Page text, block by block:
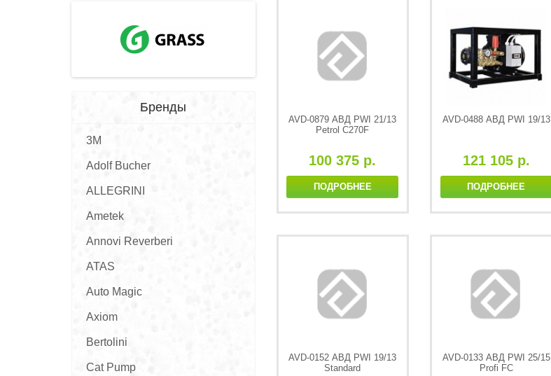
Бренды
3M
Adolf Bucher
ALLEGRINI
Ametek
Annovi Reverberi
ATAS
Auto Magic
Axiom
Bertolini
Cat Pump
AVD-0879 АВД PWI 21/13
Petrol C270F
100 375 р.
ПОДРОБНЕЕ
AVD-0488 АВД PWI 19/13
121 105 р.
ПОДРОБНЕЕ
AVD-0152 АВД PWI 19/13
Standard
AVD-0133 АВД PWI 25/15
Profi FC